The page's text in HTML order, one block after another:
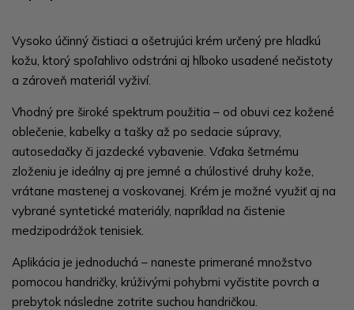
Vysoko účinný čistiaci a ošetrujúci krém určený pre hladkú
kožu, ktorý spoľahlivo odstráni aj hlboko usadené nečistoty
a zároveň materiál vyživí.
Vhodný pre široké spektrum použitia – od obuvi cez kožené
oblečenie, kabelky a tašky až po sedacie súpravy,
autosedačky či jazdecké vybavenie. Vďaka šetrnému
zloženiu je ideálny aj pre jemné a chúlostivé druhy kože,
vrátane mastenej a voskovanej. Krém je možné využiť aj na
vybrané syntetické materiály, napríklad na čistenie
medzipodrážok tenisiek.
Aplikácia je jednoduchá – naneste primerané množstvo
pomocou handričky, krúživými pohybmi vyčistite povrch a
prebytok následne zotrite suchou handričkou.